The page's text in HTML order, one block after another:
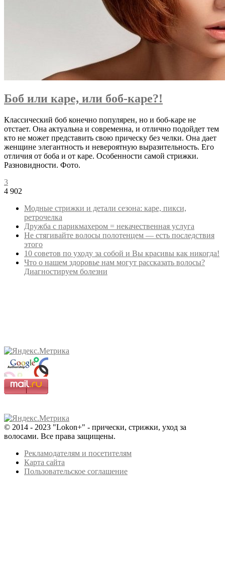
Боб или каре, или боб-каре?!
Классический боб конечно популярен, но и боб-каре не
отстает. Она актуальна и современна, и отлично подойдет тем
кто не может представить свою прическу без челки. Она дает
женщине элегантность и невероятную выразительность. Его
отличия от боба и от каре. Особенности самой стрижки.
Разновидности. Фото.
3
4 902
Модные стрижки и детали сезона: каре, пикси,
ретрочелка
Дружба с парикмахером = некачественная услуга
Не стягивайте волосы полотенцем — есть последствия
этого
10 советов по уходу за собой и Вы красивы как никогда!
Что о нашем здоровье нам могут рассказать волосы?
Диагностируем болезни
© 2014 - 2023 "Lokon+" - прически, стрижки, уход за
волосами. Все права защищены.
Рекламодателям и посетителям
Карта сайта
Пользовательское соглашение